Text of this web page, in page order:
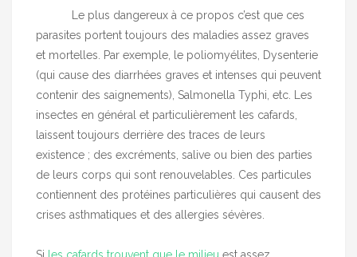
Le plus dangereux à ce propos c’est que ces
parasites portent toujours des maladies assez graves
et mortelles. Par exemple, le poliomyélites, Dysenterie
(qui cause des diarrhées graves et intenses qui peuvent
contenir des saignements), Salmonella Typhi, etc. Les
insectes en général et particulièrement les cafards,
laissent toujours derrière des traces de leurs
existence ; des excréments, salive ou bien des parties
de leurs corps qui sont renouvelables. Ces particules
contiennent des protéines particulières qui causent des
crises asthmatiques et des allergies sévères.
Si les cafards trouvent que le milieu est assez